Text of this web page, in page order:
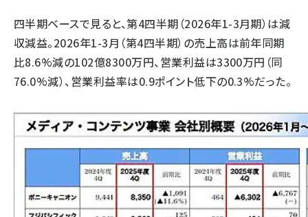
四半期ベースで見ると、第4四半期（2026年1-3月期）は減
収減益。2026年1-3月（第4四半期）の売上高は前年同期
比8.6%減の102億8300万円、営業利益は3300万円（同
76.0%減）、営業利益率は0.9ポイント低下の0.3%だった。